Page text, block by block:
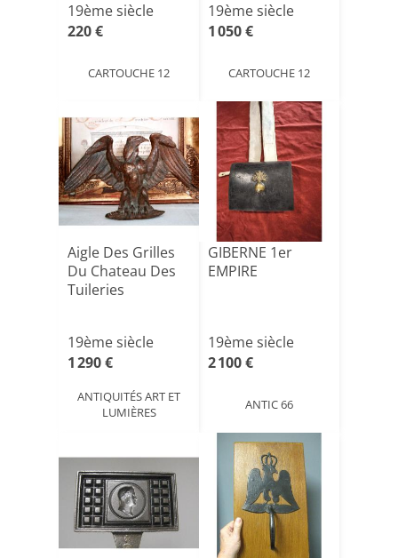
19ème siècle
220 €
CARTOUCHE 12
19ème siècle
1 050 €
CARTOUCHE 12
Aigle Des Grilles
Du Chateau Des
Tuileries
19ème siècle
1 290 €
ANTIQUITÉS ART ET
LUMIÈRES
GIBERNE 1er
EMPIRE
19ème siècle
2 100 €
ANTIC 66